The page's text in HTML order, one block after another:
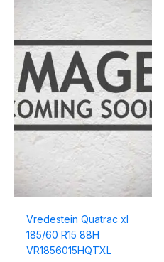
Vredestein Quatrac xl
185/60 R15 88H
VR1856015HQTXL